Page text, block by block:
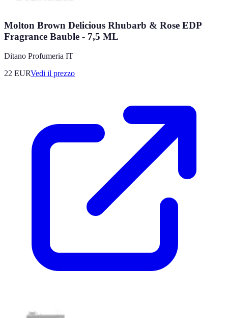
Molton Brown Delicious Rhubarb & Rose EDP
Fragrance Bauble - 7,5 ML
Ditano Profumeria IT
22 EURVedi il prezzo